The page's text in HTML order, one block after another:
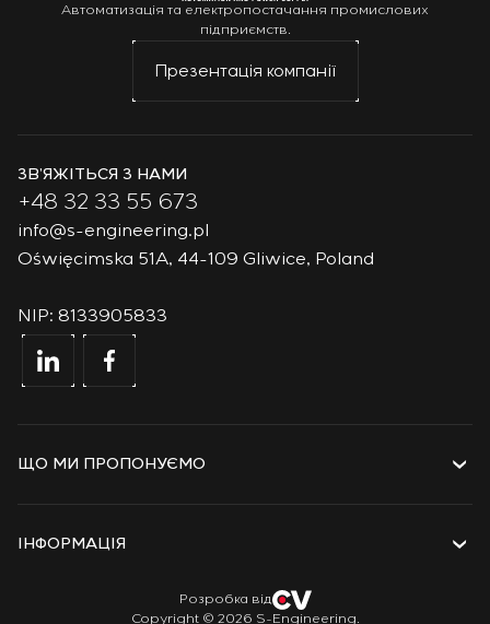
Автоматизація та електропостачання промислових
підприємств.
Презентація компанії
ЗВ’ЯЖІТЬСЯ З НАМИ
+48 32 33 55 673
info@s-engineering.pl
Oświęcimska 51A, 44-109 Gliwice, Poland
NIP: 8133905833
ЩО МИ ПРОПОНУЄМО
Рішення
ІНФОРМАЦІЯ
Copyright © 2026 S-Engineering.
Розробка від